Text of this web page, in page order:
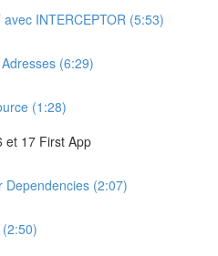
INTERCEPTOR (5:53)
(6:29)
(1:28)
et 17 First App
Dependencies (2:07)